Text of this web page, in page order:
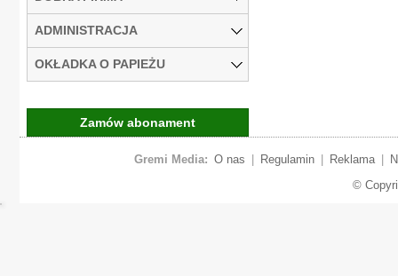
ADMINISTRACJA
OKŁADKA O PAPIEŻU
Zamów abonament
Gremi Media: O nas Regulamin Reklama
©